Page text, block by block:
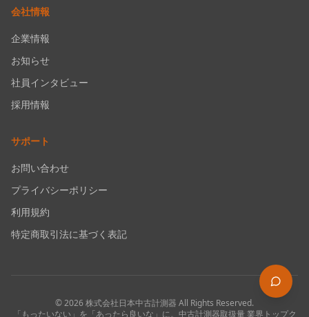
会社情報
企業情報
お知らせ
社員インタビュー
採用情報
サポート
お問い合わせ
プライバシーポリシー
利用規約
特定商取引法に基づく表記
©2026株式会社日本中古計測器 All Rights Reserved.
「もったいない」を「あったら良いな」に。中古計測器取扱量 業界トップク